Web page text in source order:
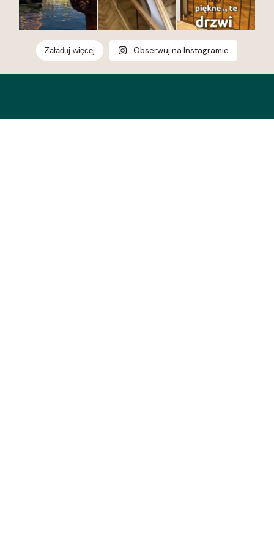
Eleganckie,
nowoczesne,
ponadczasowe.
Odkryj kolekcje drzwi
w Deska Design i
przekonaj się, jak
jeden detal potrafi
odmienić całe
Załaduj więcej Obserwuj na Instagramie